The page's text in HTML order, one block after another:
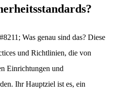
Was genau sind das? Diese
und Richtlinien, die von
Einrichtungen und
Ihr Hauptziel ist es, ein